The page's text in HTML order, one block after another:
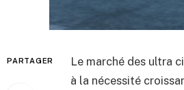
PARTAGER
Le marché des ultra
à la nécessité